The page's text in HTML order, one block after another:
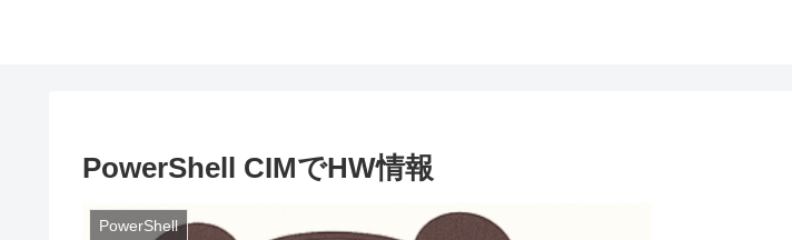
PowerShell CIMでHW情報
PowerShell